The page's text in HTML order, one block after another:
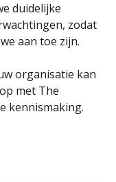
duidelijke
zodat
aan toe zijn.
organisatie kan
met The
kennismaking.